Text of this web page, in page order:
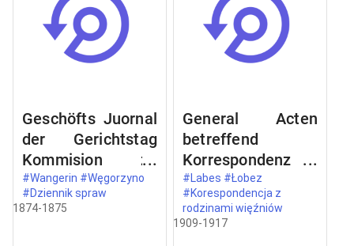
Geschöfts Juornal
der Gerichtstag
Kommision zu
Wangerin
[Węgorzyno] pro
#Wangerin #Węgorzyno
#Dziennik spraw
1874-1875
General Acten
betreffend
Korrespondenz
der Gefangenen
mit dem
Angehörigen.
#Labes #Łobez
#Korespondencja z
rodzinami więźniów
1909-1917